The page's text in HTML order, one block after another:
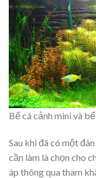
Bể cá cảnh mini và
Sau khi đã có một
cần làm là chọn cho
áp thông qua tham